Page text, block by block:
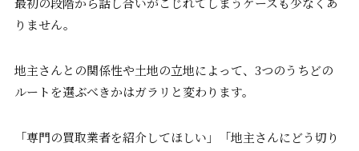
りません。
地主さんとの関係性や土地の立地によって、3つのうちどの
ルートを選ぶべきかはガラリと変わります。
「専門の買取業者を紹介してほしい」「地主さんにどう切り